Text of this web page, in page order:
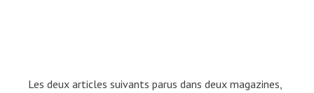
Les deux articles suivants parus dans deux magazines,